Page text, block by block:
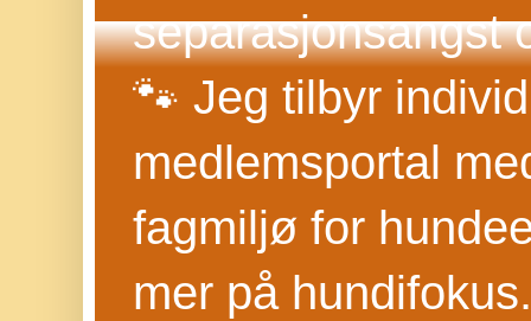
separasjonsangst
🐾 Jeg tilbyr
medlemsportal
fagmiljø for
mer på